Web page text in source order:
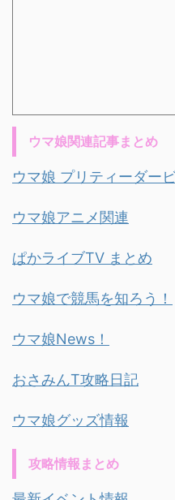
ウマ娘関連記事まとめ
ウマ娘 プリティーダー
ウマ娘アニメ関連
ぱかライブTV まとめ
ウマ娘で競馬を知ろう！
ウマ娘News！
おさみんT攻略日記
ウマ娘グッズ情報
攻略情報まとめ